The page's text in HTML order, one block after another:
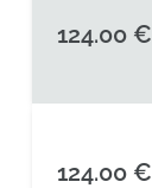
124.00 €
124.00 €